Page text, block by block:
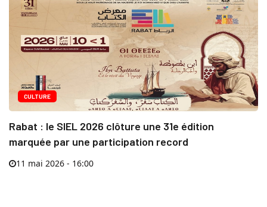
CULTURE
Rabat : le SIEL 2026 clôture une 31e édition
marquée par une participation record
11 mai 2026 - 16:00